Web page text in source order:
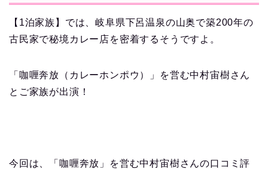
【1泊家族】では、岐阜県下呂温泉の山奥で築200年の
古民家で秘境カレー店を密着するそうですよ。
「咖喱奔放（カレーホンポウ）」を営む中村宙樹さん
とご家族が出演！
今回は、「咖喱奔放」を営む中村宙樹さんの口コミ評